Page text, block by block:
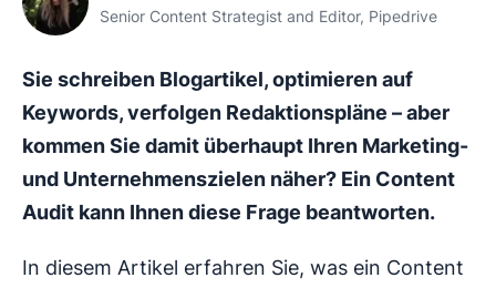
Senior Content Strategist and Editor, Pipedrive
Sie schreiben Blogartikel, optimieren auf
Keywords, verfolgen Redaktionspläne – aber
kommen Sie damit überhaupt Ihren Marketing-
und Unternehmenszielen näher? Ein Content
Audit kann Ihnen diese Frage beantworten.
In diesem Artikel erfahren Sie, was ein Content